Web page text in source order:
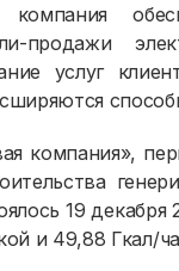
продажи
услуг
компания»,
19 декабря
и 49,88 Гкал/